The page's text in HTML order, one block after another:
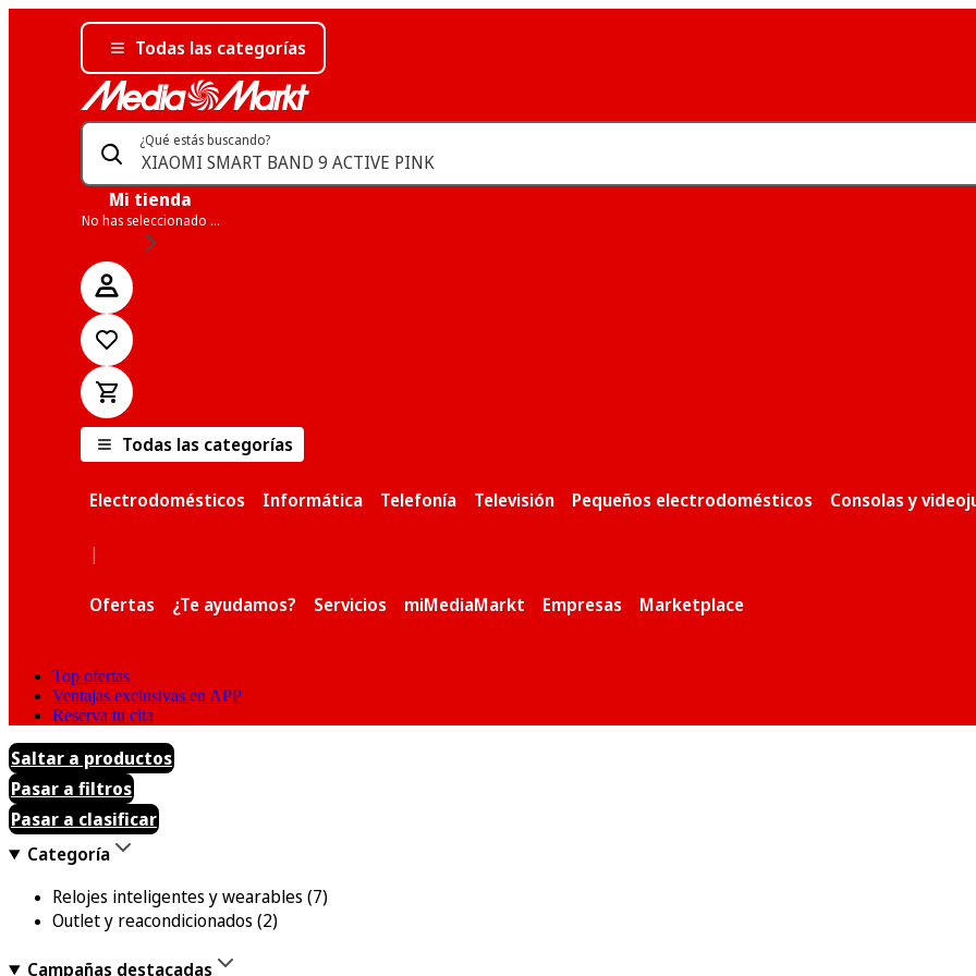
Todas las categorías
¿Qué estás buscando?
Mi tienda
No has seleccionado una tienda
Todas las categorías
Electrodomésticos Informática Telefonía Televisión Pequeños electrodomésticos Consolas y
|
Ofertas ¿Te ayudamos? Servicios miMediaMarkt Empresas Marketplace
Top ofertas
Ventajas exclusivas en APP
Reserva tu cita
Saltar a productos
Pasar a filtros
Pasar a clasificar
Categoría
Relojes inteligentes y wearables (7)
Outlet y reacondicionados (2)
Campañas destacadas